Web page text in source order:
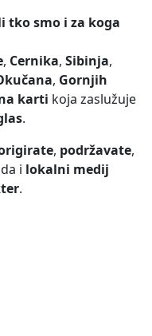
tko smo i za koga
, Cernika, Sibinja,
, Gornjih
karti koja zaslužuje
.
, podržavate,
i lokalni medij
.